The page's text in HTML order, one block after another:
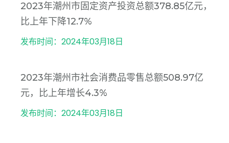
2023年潮州市固定资产投资总额378.85亿元，
比上年下降12.7%
发布时间：2024年03月18日
2023年潮州市社会消费品零售总额508.97亿
元，比上年增长4.3%
发布时间：2024年03月18日